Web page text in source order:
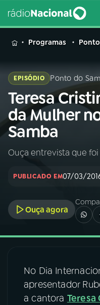
MENU
Buscar
na
Rádio
Nacional
02A RÁDIO
04PROGRAMAS
Programas
EPISÓDIO Ponto do
Teresa
da Mulher
Samba
Ouça entrevista que foi
PUBLICADO EM07/03/
Ouça agora
No Dia
apresentador
a cantora Teresa